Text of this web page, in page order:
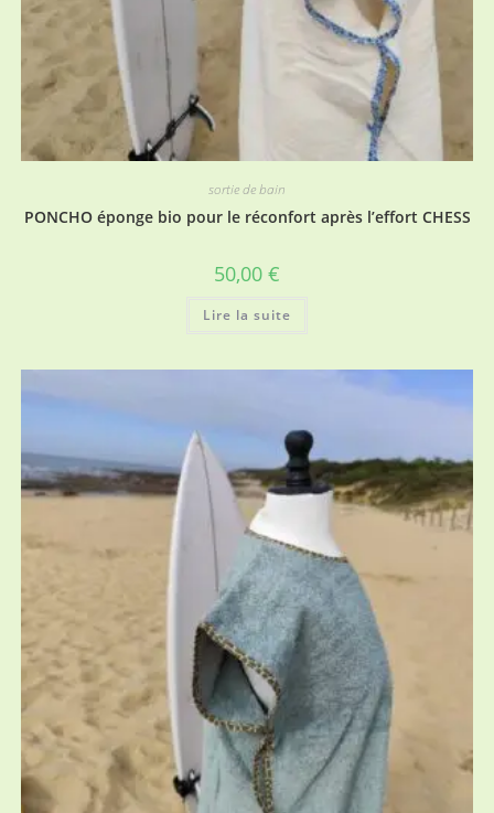
sortie de bain
PONCHO éponge bio pour le réconfort après l’effort CHESS
50,00 €
Lire la suite